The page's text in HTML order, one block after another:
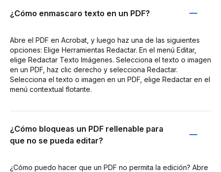
¿Cómo enmascaro texto en un PDF?
Abre el PDF en Acrobat, y luego haz una de las siguientes
opciones: Elige Herramientas Redactar. En el menú Editar,
elige Redactar Texto Imágenes. Selecciona el texto o imagen
en un PDF, haz clic derecho y selecciona Redactar.
Selecciona el texto o imagen en un PDF, elige Redactar en el
menú contextual flotante.
¿Cómo bloqueas un PDF rellenable para
que no se pueda editar?
¿Cómo puedo hacer que un PDF no permita la edición? Abre